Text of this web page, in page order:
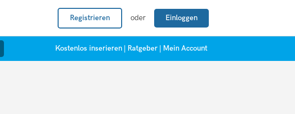
Registrieren oder Einloggen
Kostenlos inserieren Ratgeber Mein Account